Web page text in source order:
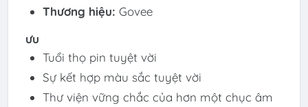
Thương hiệu: Govee
ưu
Tuổi thọ pin tuyệt vời
Sự kết hợp màu sắc tuyệt vời
Thư viện vững chắc của hơn một chục âm